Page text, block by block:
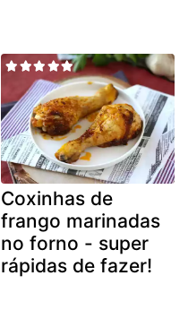
Coxinhas de
frango marinadas
no forno - super
rápidas de fazer!